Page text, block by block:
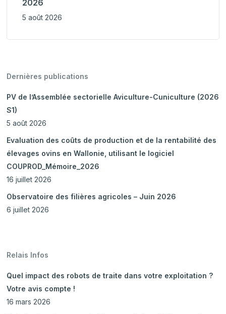
2026
5 août 2026
Dernières publications
PV de l’Assemblée sectorielle Aviculture-Cuniculture (2026
S1)
5 août 2026
Evaluation des coûts de production et de la rentabilité des
élevages ovins en Wallonie, utilisant le logiciel
COUPROD_Mémoire_2026
16 juillet 2026
Observatoire des filières agricoles – Juin 2026
6 juillet 2026
Relais Infos
Quel impact des robots de traite dans votre exploitation ?
Votre avis compte !
16 mars 2026